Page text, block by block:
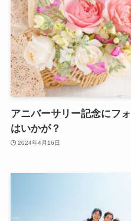
アニバーサリー記念にフ
はいかが？
2024年4月16日